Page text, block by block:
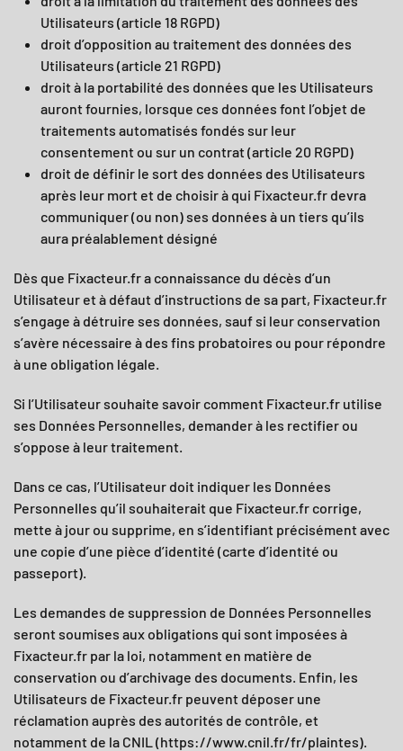
Utilisateurs (article 18 RGPD)
droit d’opposition au traitement des données des
Utilisateurs (article 21 RGPD)
droit à la portabilité des données que les Utilisateurs
auront fournies, lorsque ces données font l’objet de
traitements automatisés fondés sur leur
consentement ou sur un contrat (article 20 RGPD)
droit de définir le sort des données des Utilisateurs
après leur mort et de choisir à qui Fixacteur.fr devra
communiquer (ou non) ses données à un tiers qu’ils
aura préalablement désigné
Dès que Fixacteur.fra connaissance du décès d’un
Utilisateur et à défaut d’instructions de sa part, Fixacteur.fr
s’engage à détruire ses données, sauf si leur conservation
s’avère nécessaire à des fins probatoires ou pour répondre
à une obligation légale.
Si l’Utilisateur souhaite savoir comment Fixacteur.fr utilise
ses Données Personnelles, demander à les rectifier ou
s’oppose à leur traitement.
Dans ce cas, l’Utilisateur doit indiquer les Données
Personnelles qu’il souhaiterait que Fixacteur.fr corrige,
mette à jour ou supprime, en s’identifiant précisément avec
une copie d’une pièce d’identité (carte d’identité ou
passeport).
Les demandes de suppression de Données Personnelles
seront soumises aux obligations qui sont imposées à
Fixacteur.fr par la loi, notamment en matière de
conservation ou d’archivage des documents. Enfin, les
Utilisateurs de Fixacteur.fr peuvent déposer une
réclamation auprès des autorités de contrôle, et
notamment de la CNIL (https://www.cnil.fr/fr/plaintes).